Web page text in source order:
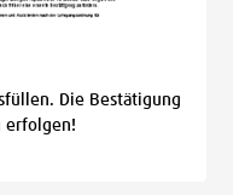
Die Bestätigung
erfolgen!